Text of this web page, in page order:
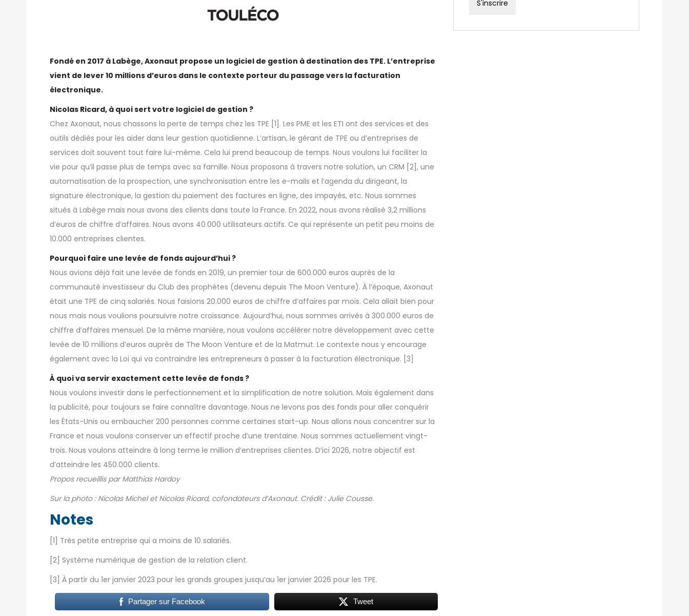
Fondé en 2017 à Labège, Axonaut propose un logiciel de gestion à destination des TPE. L’entreprise
vient de lever 10 millions d’euros dans le contexte porteur du passage vers la facturation
électronique.
Nicolas Ricard, à quoi sert votre logiciel de gestion ?
Chez Axonaut, nous chassons la perte de temps chez les TPE [ 1 ]. Les PME et les ETI ont des services et des
outils dédiés pour les aider dans leur gestion quotidienne. L’artisan, le gérant de TPE ou d’entreprises de
services doit souvent tout faire lui-même. Cela lui prend beaucoup de temps. Nous voulons lui faciliter la
vie pour qu’il passe plus de temps avec sa famille. Nous proposons à travers notre solution, un CRM [ 2 ], une
automatisation de la prospection, une synchronisation entre les e-mails et l’agenda du dirigeant, la
signature électronique, la gestion du paiement des factures en ligne, des impayés, etc. Nous sommes
situés à Labège mais nous avons des clients dans toute la France. En 2022, nous avons réalisé 3,2 millions
d’euros de chiffre d’affaires. Nous avons 40.000 utilisateurs actifs. Ce qui représente un petit peu moins de
10.000 entreprises clientes.
Pourquoi faire une levée de fonds aujourd’hui ?
Nous avions déjà fait une levée de fonds en 2019, un premier tour de 600.000 euros auprès de la
communauté investisseur du Club des prophètes (devenu depuis The Moon Venture). À l’époque, Axonaut
était une TPE de cinq salariés. Nous faisions 20.000 euros de chiffre d’affaires par mois. Cela allait bien pour
nous mais nous voulions poursuivre notre croissance. Aujourd’hui, nous sommes arrivés à 300.000 euros de
chiffre d’affaires mensuel. De la même manière, nous voulons accélérer notre développement avec cette
levée de 10 millions d’euros auprès de The Moon Venture et de la Matmut. Le contexte nous y encourage
également avec la Loi qui va contraindre les entrepreneurs à passer à la facturation électronique. [ 3
À quoi va servir exactement cette levée de fonds ?
Nous voulons investir dans le perfectionnement et la simplification de notre solution. Mais également dans
la publicité, pour toujours se faire connaître davantage. Nous ne levons pas des fonds pour aller conquérir
les États-Unis ou embaucher 200 personnes comme certaines start-up. Nous allons nous concentrer sur la
France et nous voulons conserver un effectif proche d’une trentaine. Nous sommes actuellement vingt-
trois. Nous voulons atteindre à long terme le million d’entreprises clientes. D’ici 2026, notre objectif est
d’atteindre les 450.000 clients.
Propos recueillis par Matthias Hardoy
Sur la photo : Nicolas Michel et Nicolas Ricard, cofondateurs d’Axonaut. Crédit : Julie Cousse.
Notes
1 ] Très petite entreprise qui a moins de 10 salariés.
2 ] Système numérique de gestion de la relation client.
3 ] À partir du 1er janvier 2023 pour les grands groupes jusqu’au 1er janvier 2026 pour les TPE.
Partager sur Facebook Tweet